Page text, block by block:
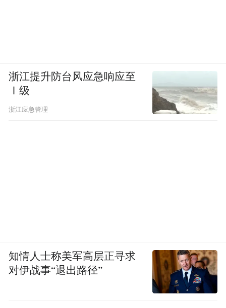
浙江提升防台风应急响应至
Ⅰ级
浙江应急管理
知情人士称美军高层正寻求
对伊战事“退出路径”